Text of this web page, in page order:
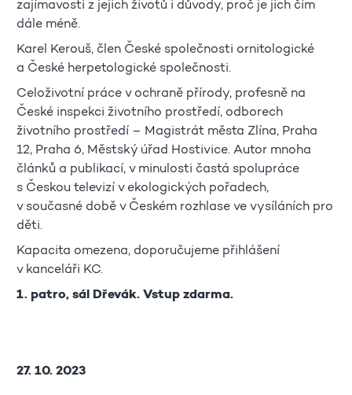
zajímavosti z jejich životů i důvody, proč je jich čím
dále méně.
Karel Kerouš, člen České společnosti ornitologické
a České herpetologické společnosti.
Celoživotní práce v ochraně přírody, profesně na
České inspekci životního prostředí, odborech
životního prostředí – Magistrát města Zlína, Praha
12, Praha 6, Městský úřad Hostivice. Autor mnoha
článků a publikací, v minulosti častá spolupráce
s Českou televizí v ekologických pořadech,
v současné době v Českém rozhlase ve vysíláních pro
děti.
Kapacita omezena, doporučujeme přihlášení
v kanceláři KC.
1. patro, sál Dřevák. Vstup zdarma.
27. 10. 2023